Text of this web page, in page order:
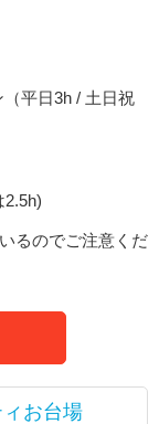
平日3h / 土日祝
2.5h)
るのでご注意くだ
お台場